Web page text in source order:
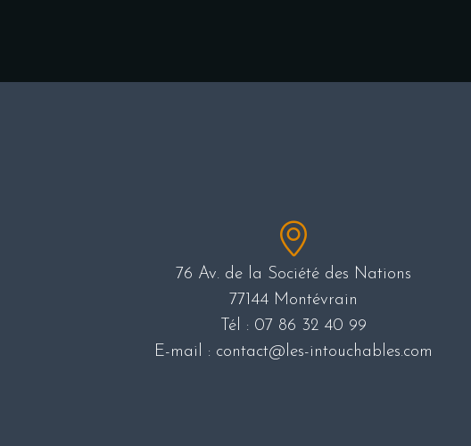
76 Av. de la Société des Nations
77144 Montévrain
Tél : 07 86 32 40 99
E-mail : contact@les-intouchables.com